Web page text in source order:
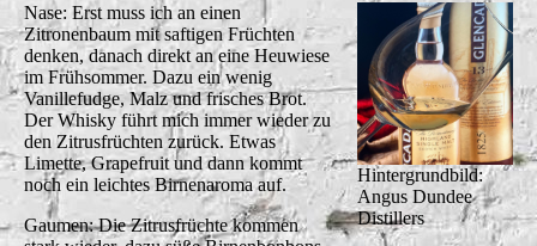
Hintergrundbild:
Angus Dundee
Distillers
Nase: Erst muss ich an einen
Zitronenbaum mit saftigen Früchten
denken, danach direkt an eine Heuwiese
im Frühsommer. Dazu ein wenig
Vanillefudge, Malz und frisches Brot.
Der Whisky führt mich immer wieder zu
den Zitrusfrüchten zurück. Etwas
Limette, Grapefruit und dann kommt
noch ein leichtes Birnenaroma auf.
Gaumen: Die Zitrusfrüchte kommen